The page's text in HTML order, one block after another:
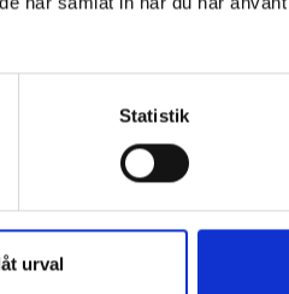
Statistik
urval
Filter
Qualität sieht er auch nach drei Jahren